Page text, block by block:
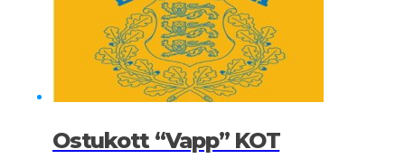
Ostukott “Vapp” KOT